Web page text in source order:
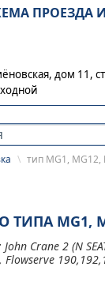
ПРОЕЗДА
дом 11,
\ тип MG1, MG12,
MG1,
Crane 2 (N
Flowserve